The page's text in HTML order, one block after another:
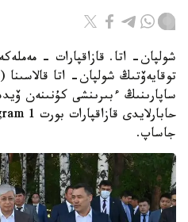
شولپان- اتا. قازاقپارات -
توقايەۆتىڭ شولپان- اتا
ساپارىنىڭ ءبىرىنشى كۇنىنەن
جاساپ.